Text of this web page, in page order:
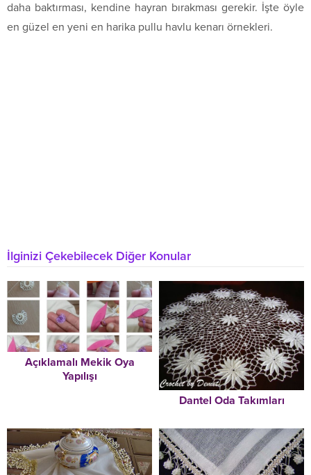
daha baktırması, kendine hayran bırakması gerekir. İşte öyle
en güzel en yeni en harika pullu havlu kenarı örnekleri.
İlginizi Çekebilecek Diğer Konular
Açıklamalı Mekik Oya
Yapılışı
Dantel Oda Takımları